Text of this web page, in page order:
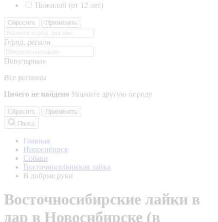
Пожилой (от 12 лет)
Сбросить Применить
Город, регион
Популярные
Все регионы
Ничего не найдено Укажите другую породу
Сбросить
Применить
Поиск
Главная
Новосибирск
Собаки
Восточносибирская лайка
В добрые руки
Восточносибирские лайки в
дар в Новосибирске (в